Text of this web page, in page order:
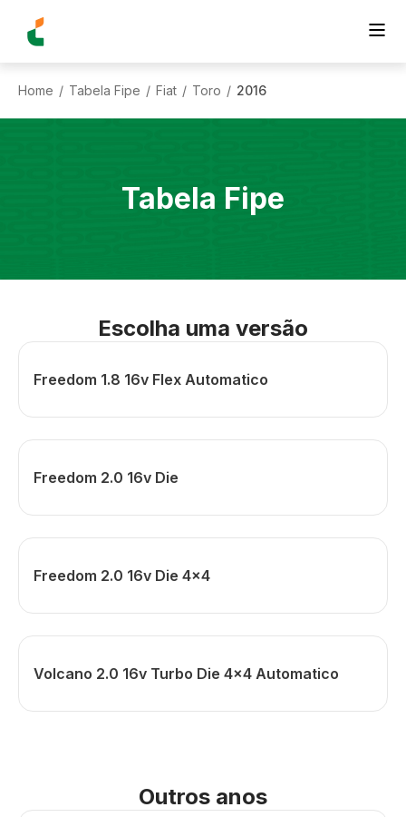
Home / Tabela Fipe / Fiat / Toro / 2016
Tabela Fipe
Escolha uma versão
Freedom 1.8 16v Flex Automatico
Freedom 2.0 16v Die
Freedom 2.0 16v Die 4x4
Volcano 2.0 16v Turbo Die 4x4 Automatico
Outros anos